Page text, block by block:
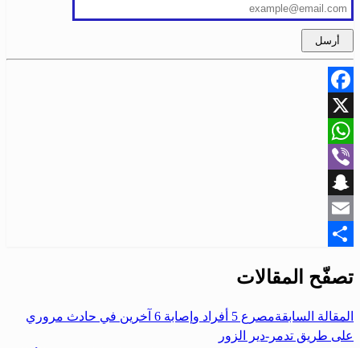
Facebook
X
WhatsApp
Viber
Snapchat
Email
تصفّح المقالات
المقالة السابقة
مصرع 5 أفراد وإصابة 6 آخرين في حادث مروري
على طريق تدمر-دير الزور